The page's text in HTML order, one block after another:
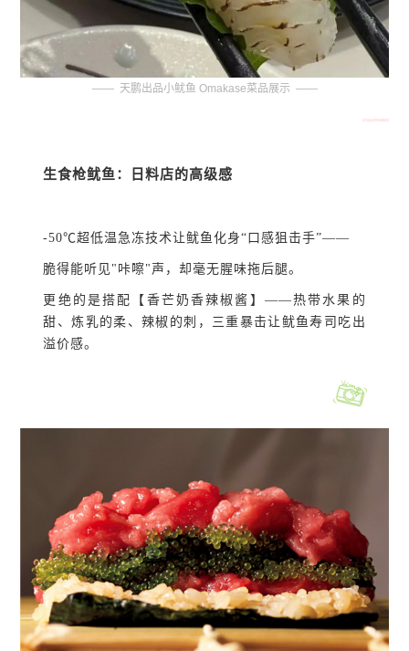
—— 天鹏出品小鱿鱼 Omakase菜品展示 ——
生食枪鱿鱼： 日料店的高级感
-50℃超低温急冻技术让鱿鱼化身“口感狙击手”——
脆得能听见"咔嚓"声，却毫无腥味拖后腿。
更绝的是搭配【香芒奶香辣椒酱】——热带水果的
甜、炼乳的柔、辣椒的刺，三重暴击让鱿鱼寿司吃出
溢价感。